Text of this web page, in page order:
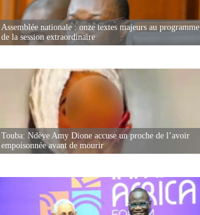
Assemblée nationale : onze textes majeurs au programme
de la session extraordinaire
Touba: Ndèye Amy Dione accuse un proche de l’avoir
empoisonnée avant de mourir